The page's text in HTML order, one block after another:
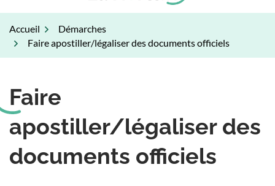
Accueil
Démarches
Faire apostiller/légaliser des documents officiels
Faire
apostiller/légaliser des
documents officiels